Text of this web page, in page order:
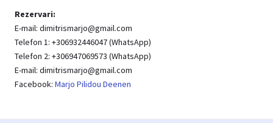
Rezervari:
E-mail: dimitrismarjo@gmail.com
Telefon 1: +306932446047 (WhatsApp)
Telefon 2: +306947069573 (WhatsApp)
E-mail: dimitrismarjo@gmail.com
Facebook: Marjo Pilidou Deenen